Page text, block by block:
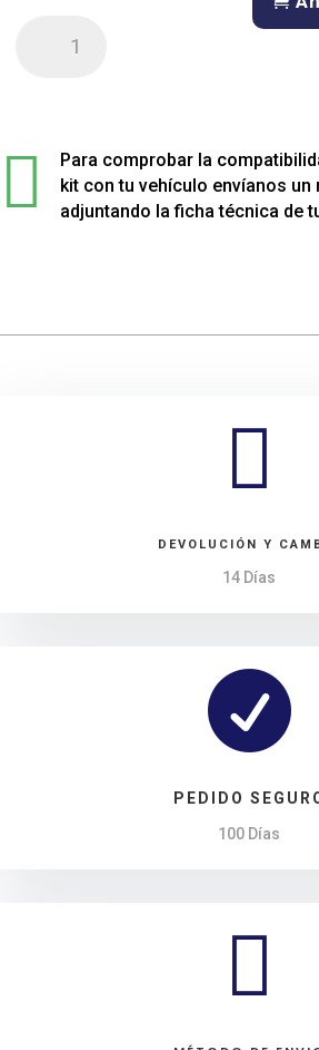
rebajados
Mitsubishi

Para comprobar la
kit con tu vehículo envíanos un
adjuntando la ficha técnica de

DEVOLUCIÓN Y
14 Días

PEDIDO
100 Días
